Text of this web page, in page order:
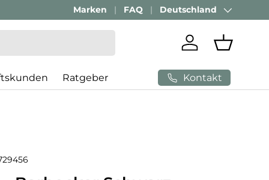
Passenden Bürostuhl finden mitAI-Beratung
Marken FAQ Land/Region
Deutschland
Einloggen
Ratgeber Kontakt